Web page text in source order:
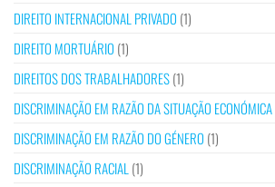
DIREITO INTERNACIONAL PRIVADO (1)
DIREITO MORTUÁRIO (1)
DIREITOS DOS TRABALHADORES(1)
DISCRIMINAÇÃO EM RAZÃO DA SITUAÇÃO ECONÓMICA
DISCRIMINAÇÃO EM RAZÃO DO GÉNERO (1)
DISCRIMINAÇÃO RACIAL (1)